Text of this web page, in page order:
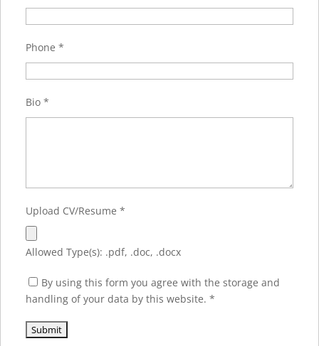
Phone *
Bio *
Upload CV/Resume *
Allowed Type(s): .pdf, .doc, .docx
By using this form you agree with the storage and
handling of your data by this website. *